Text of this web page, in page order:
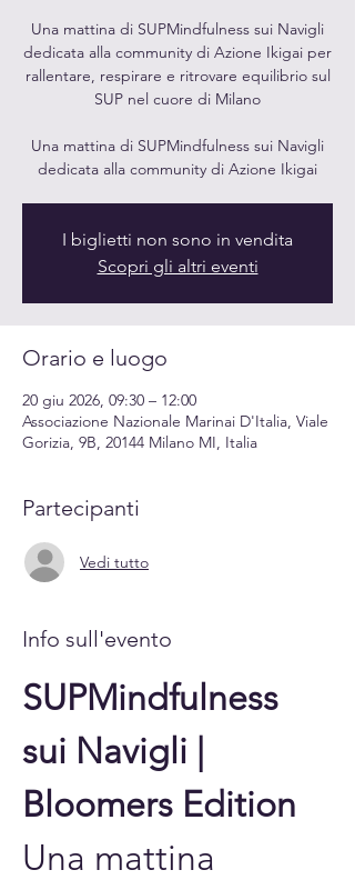
Una mattina di SUPMindfulness sui Navigli
dedicata alla community di Azione Ikigai per
rallentare, respirare e ritrovare equilibrio sul
SUP nel cuore di Milano
Una mattina di SUPMindfulness sui Navigli
dedicata alla community di Azione Ikigai
I biglietti non sono in vendita
Scopri gli altri eventi
Orario e luogo
20 giu 2026, 09:30 – 12:00
Associazione Nazionale Marinai D'Italia, Viale
Gorizia, 9B, 20144 Milano MI, Italia
Partecipanti
Vedi tutto
Info sull'evento
SUPMindfulness
sui Navigli |
Bloomers Edition
Una mattina